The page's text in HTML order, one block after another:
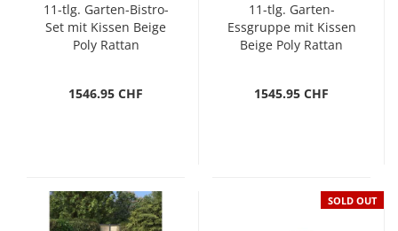
11-tlg. Garten-Bistro-
Set mit Kissen Beige
Poly Rattan
1546.95 CHF
11-tlg. Garten-
Essgruppe mit Kissen
Beige Poly Rattan
1545.95 CHF
SOLD OUT